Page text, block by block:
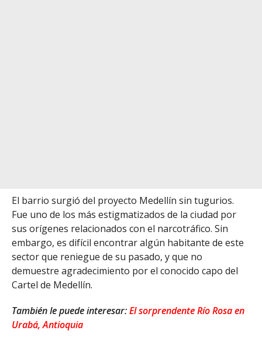
El barrio surgió del proyecto Medellín sin tugurios.
Fue uno de los más estigmatizados de la ciudad por
sus orígenes relacionados con el narcotráfico. Sin
embargo, es difícil encontrar algún habitante de este
sector que reniegue de su pasado, y que no
demuestre agradecimiento por el conocido capo del
Cartel de Medellín.
También le puede interesar:El sorprendente Río Rosa en
Urabá, Antioquia